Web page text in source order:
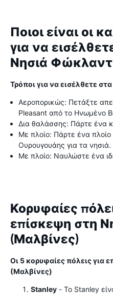
Ποιοι είναι οι
για να
Νησιά Φώκλαντ
Τρόποι για να εισέλθετε
Αεροπορικώς: Πετάξτε
Pleasant από το Ηνωμένο
Δια θαλάσσης: Πάρτε ένα
Με πλοίο: Πάρτε ένα
Ουρουγουάης για τα νησιά.
Με πλοίο: Ναυλώστε ένα
Κορυφαίες
επίσκεψη στη
(Μαλβίνες)
Οι 5 κορυφαίες πόλεις για
(Μαλβίνες)
Stanley - Το Stanley